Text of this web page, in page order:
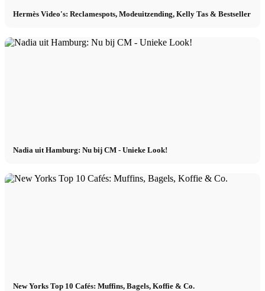
Model worden 2026
Hermès Video's: Reclamespots, Modeuitzending, Kelly Tas & Bestseller
Nadia uit Hamburg: Nu bij CM - Unieke Look!
New Yorks Top 10 Cafés: Muffins, Bagels, Koffie & Co.